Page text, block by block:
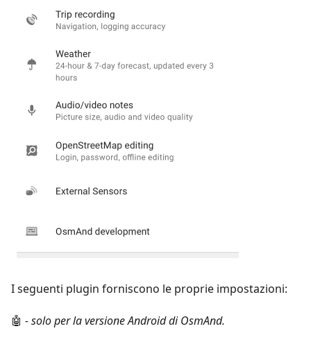
I seguenti plugin forniscono le proprie impostazioni:
🤖 - solo per la versione Android di OsmAnd.